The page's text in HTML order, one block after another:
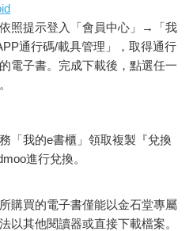
照提示登入「會員中心」→「我
通行碼/載具管理」，取得通行
電子書。完成下載後，點選任一
「我的e書櫃」領取複製『兌換
進行兌換。
購買的電子書僅能以金石堂專屬
以其他閱讀器或直接下載檔案。